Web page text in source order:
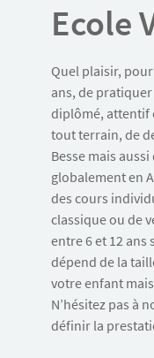
Ecole
Quel plaisir,
ans, de
diplômé, attentif
tout terrain, de
Besse mais
globalement en
des cours
classique ou de
entre 6 et 12
dépend de la
votre enfant
N’hésitez pas à
définir la